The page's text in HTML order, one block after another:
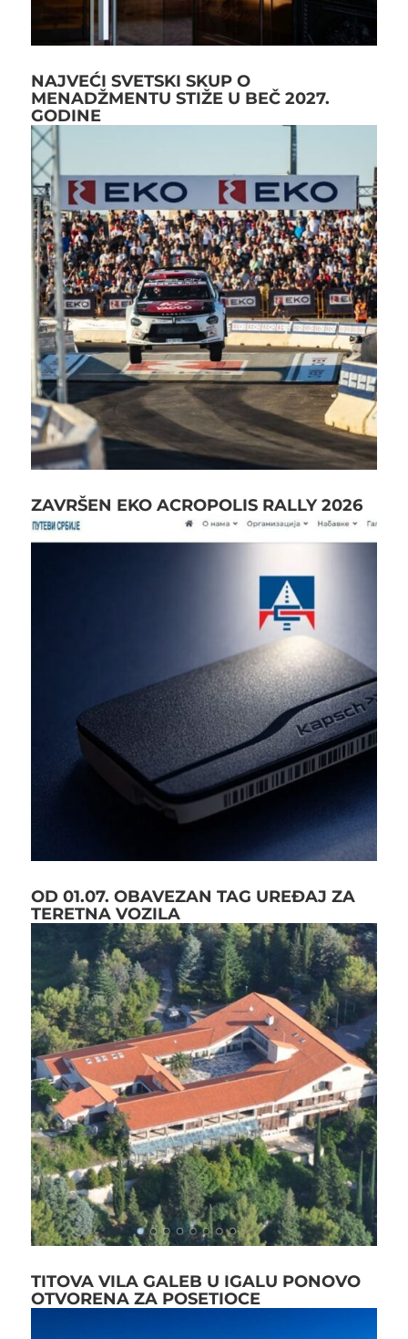
NAJVEĆI SVETSKI SKUP O
MENADŽMENTU STIŽE U BEČ 2027.
GODINE
ZAVRŠEN EKO ACROPOLIS RALLY 2026
OD 01.07. OBAVEZAN TAG UREĐAJ ZA
TERETNA VOZILA
TITOVA VILA GALEB U IGALU PONOVO
OTVORENA ZA POSETIOCE